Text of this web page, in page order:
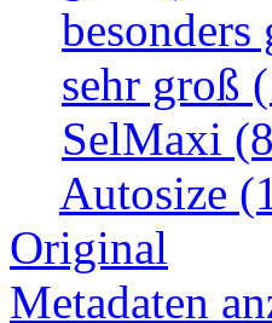
besonders
sehr groß
SelMaxi
Autosize
Original
Metadaten